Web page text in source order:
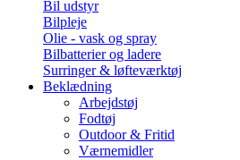
Bil udstyr
Bilpleje
Olie - vask og spray
Bilbatterier og ladere
Surringer & løfteværktøj
Beklædning
Arbejdstøj
Fodtøj
Outdoor & Fritid
Værnemidler